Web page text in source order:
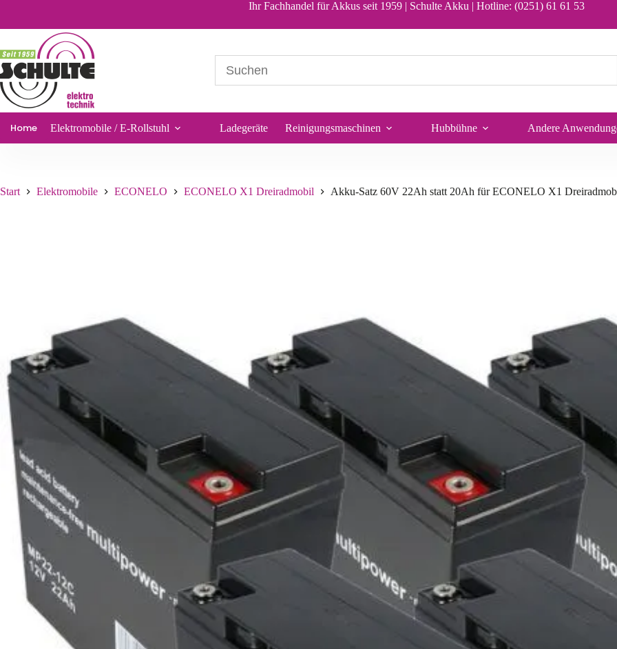
In den Warenkorb
Ihr Fachhandel für Akkus seit 1959 | Schulte Akku | Hotline: (0251) 61 61 53
Home Elektromobile / E-Rollstuhl Ladegeräte Reinigungsmaschinen Hubbühne Andere
Start Elektromobile ECONELO ECONELO X1 Dreiradmobil Akku-Satz 60V 22Ah statt 20Ah für ECONELO X1